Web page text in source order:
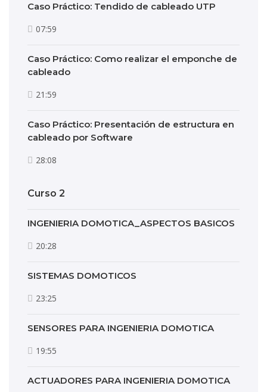
Caso Práctico: Tendido de cableado UTP
07:59
Caso Práctico: Como realizar el emponche de
cableado
21:59
Caso Práctico: Presentación de estructura en
cableado por Software
28:08
Curso 2
INGENIERIA DOMOTICA_ASPECTOS BASICOS
20:28
SISTEMAS DOMOTICOS
23:25
SENSORES PARA INGENIERIA DOMOTICA
19:55
ACTUADORES PARA INGENIERIA DOMOTICA